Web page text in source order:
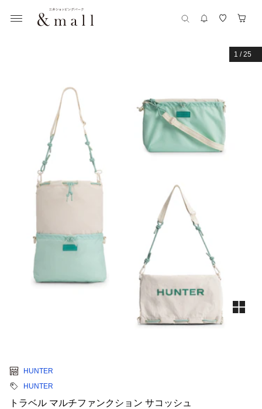
1 /25
HUNTER
HUNTER
トラベル マルチファンクション サコッシュ